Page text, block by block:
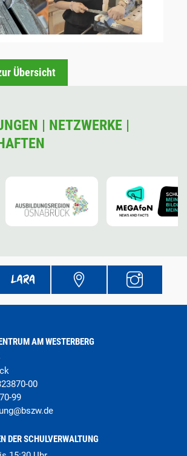
Übersicht
| NETZWERKE |
AM WESTERBERG
00
99
@bszw.de
DER SCHULVERWALTUNG